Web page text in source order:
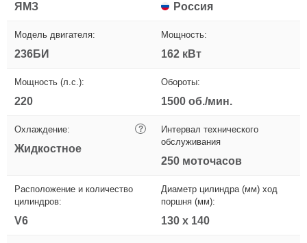
ЯМЗ Россия
Модель двигателя:
236БИ
Мощность:
162 кВт
Мощность (л.с.):
220
Обороты:
1500 об./мин.
Охлаждение: ?
Жидкостное
Интервал технического
обслуживания
250 моточасов
Расположение и количество
цилиндров:
V6
Диаметр цилиндра (мм) ход
поршня (мм):
130 х 140